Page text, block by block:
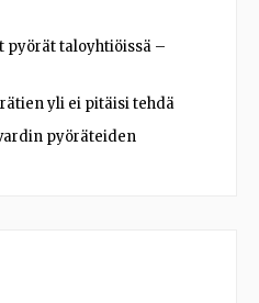
pyörät taloyhtiöissä –
yli ei pitäisi tehdä
pyöräteiden